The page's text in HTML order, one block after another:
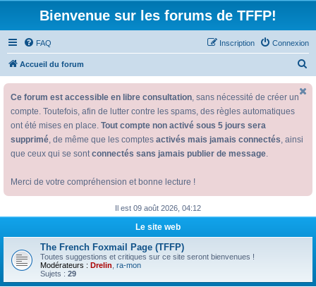
Bienvenue sur les forums de TFFP!
FAQ Connexion
Inscription
Accueil du forum
e
r
Ce forum est accessible en libre consultation, sans nécessité de créer un
compte. Toutefois, afin de lutter contre les spams, des règles automatiques
ont été mises en place. Tout compte non activé sous 5 jours sera
supprimé, de même que les comptes activés mais jamais connectés, ainsi
que ceux qui se sontconnectés sans jamais publier de message.
Merci de votre compréhension et bonne lecture !
Il est 09 août 2026, 04:12
Le site web
The French Foxmail Page (TFFP)
Toutes suggestions et critiques sur ce site seront bienvenues !
Modérateurs : Drelin ra-mon
Sujets : 29